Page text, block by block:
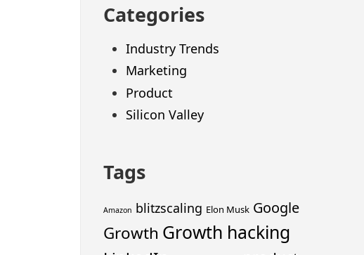
Categories
Industry Trends
Marketing
Product
Silicon Valley
Tags
Amazon blitzscaling Elon Musk Google
Growth Growth hacking